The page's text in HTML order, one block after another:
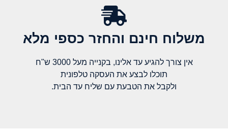
משלוח חינם והחזר כספי מלא​
אין צורך להגיע עד אלינו, בקנייה מעל 3000 ש"ח
תוכלו לבצע את העסקה טלפונית
ולקבל את הטבעת עם שליח עד הבית.